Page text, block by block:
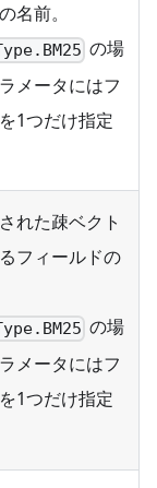
名前。
の場
メータにはフ
1つだけ指定
れた疎ベクト
フィールドの
の場
メータにはフ
1つだけ指定